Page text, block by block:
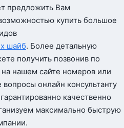
предложить Вам
купить большое
шайб. Более детальную
получить позвонив по
нашем сайте номеров или
онлайн консультанту
качественно
максимально быструю